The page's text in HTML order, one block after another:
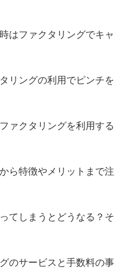
はファクタリングでキャ
リングの利用でピンチを
ァクタリングを利用する
ら特徴やメリットまで注
てしまうとどうなる？そ
のサービスと手数料の事